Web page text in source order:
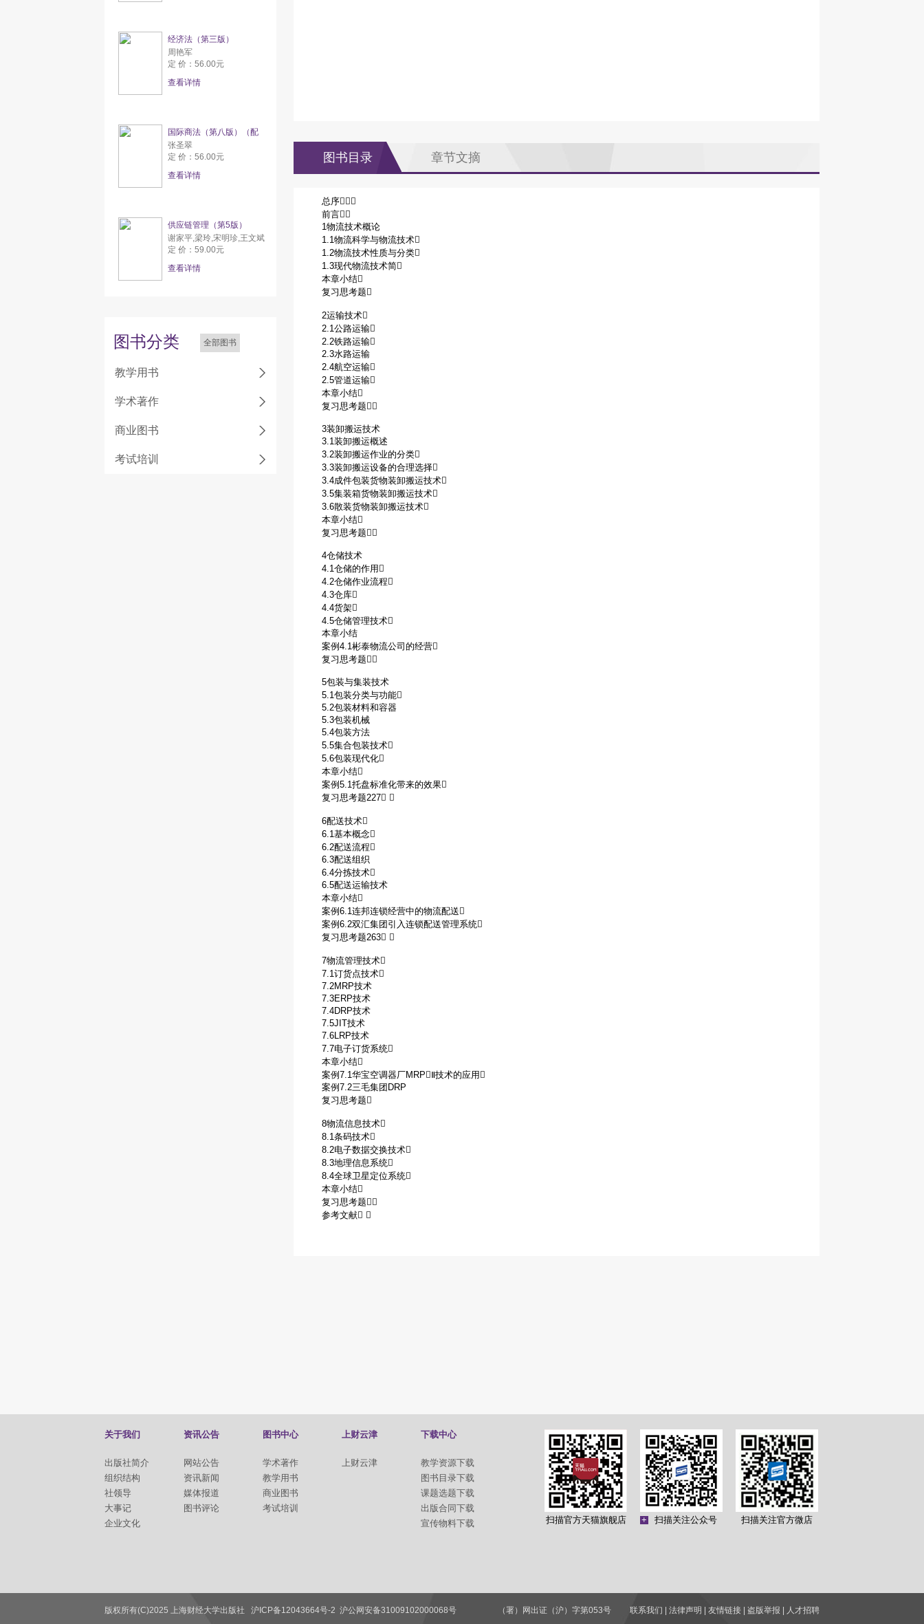
经济法（第三版）
周艳军
定 价：56.00元
查看详情
国际商法（第八版）（配
张圣翠
定 价：56.00元
查看详情
供应链管理（第5版）
谢家平,梁玲,宋明珍,王文斌
定 价：59.00元
查看详情
图书分类 全部图书
教学用书
学术著作
商业图书
考试培训
图书目录 章节文摘
总序
前言
1物流技术概论
1.1物流科学与物流技术
1.2物流技术性质与分类
1.3现代物流技术简
本章小结
复习思考题
2运输技术
2.1公路运输
2.2铁路运输
2.3水路运输
2.4航空运输
2.5管道运输
本章小结
复习思考题
3装卸搬运技术
3.1装卸搬运概述
3.2装卸搬运作业的分类
3.3装卸搬运设备的合理选择
3.4成件包装货物装卸搬运技术
3.5集装箱货物装卸搬运技术
3.6散装货物装卸搬运技术
本章小结
复习思考题
4仓储技术
4.1仓储的作用
4.2仓储作业流程
4.3仓库
4.4货架
4.5仓储管理技术
本章小结
案例4.1彬泰物流公司的经营
复习思考题
5包装与集装技术
5.1包装分类与功能
5.2包装材料和容器
5.3包装机械
5.4包装方法
5.5集合包装技术
5.6包装现代化
本章小结
案例5.1托盘标准化带来的效果
复习思考题227 
6配送技术
6.1基本概念
6.2配送流程
6.3配送组织
6.4分拣技术
6.5配送运输技术
本章小结
案例6.1连邦连锁经营中的物流配送
案例6.2双汇集团引入连锁配送管理系统
复习思考题263 
7物流管理技术
7.1订货点技术
7.2MRP技术
7.3ERP技术
7.4DRP技术
7.5JIT技术
7.6LRP技术
7.7电子订货系统
本章小结
案例7.1华宝空调器厂MRPⅡ技术的应用
案例7.2三毛集团DRP
复习思考题
8物流信息技术
8.1条码技术
8.2电子数据交换技术
8.3地理信息系统
8.4全球卫星定位系统
本章小结
复习思考题
参考文献 
关于我们
出版社简介
组织结构
社领导
大事记
企业文化
资讯公告
网站公告
资讯新闻
媒体报道
图书评论
图书中心
学术著作
教学用书
商业图书
考试培训
上财云津
上财云津
下载中心
教学资源下载
图书目录下载
课题选题下载
出版合同下载
宣传物料下载
联系我们
扫描官方天猫旗舰店 + 扫描关注公众号 扫描关注官方微店
版权所有(C)2025 上海财经大学出版社 沪ICP备12043664号-2 沪公网安备31009102000068号 （署）网出证（沪）字第053号 联系我们 法律声明 友情链接 盗版举报 人才招聘